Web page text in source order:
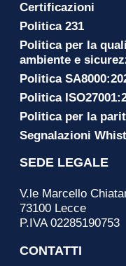
Certificazioni
Politica 231
Politica per la
ambiente e
Politica
Politica
Politica per la
Segnalazioni
SEDE LEGALE
V.le Marcello
73100 Lecce
P.IVA 02285190753
CONTATTI